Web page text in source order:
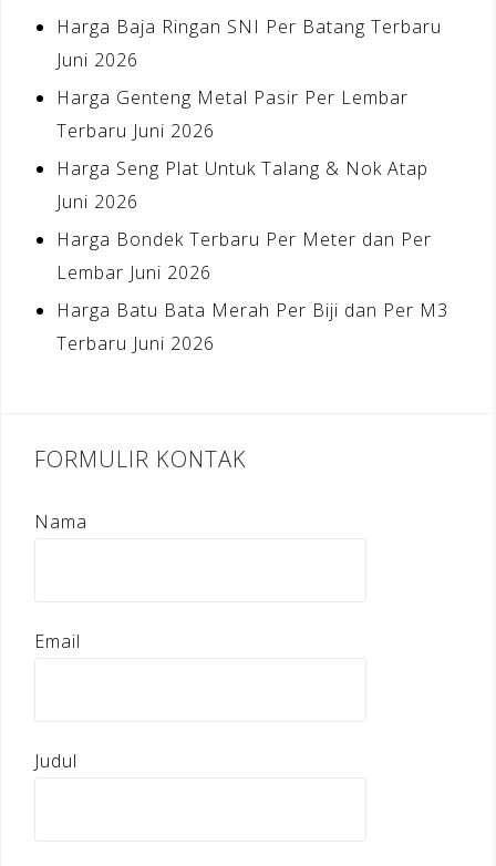
Harga Baja Ringan SNI Per Batang Terbaru
Juni 2026
Harga Genteng Metal Pasir Per Lembar
Terbaru Juni 2026
Harga Seng Plat Untuk Talang & Nok Atap
Juni 2026
Harga Bondek Terbaru Per Meter dan Per
Lembar Juni 2026
Harga Batu Bata Merah Per Biji dan Per M3
Terbaru Juni 2026
FORMULIR KONTAK
Nama
Email
Judul